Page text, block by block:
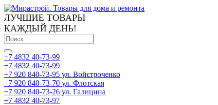
ЛУЧШИЕ ТОВАРЫ
КАЖДЫЙ ДЕНЬ!
+7 4832 40-73-99
+7 4832 40-73-99
+7 920 840-73-95 ул. Войстроченко
+7 920 840-73-70 ул. Флотская
+7 920 840-73-26 ул. Галицина
+7 4832 40-73-97